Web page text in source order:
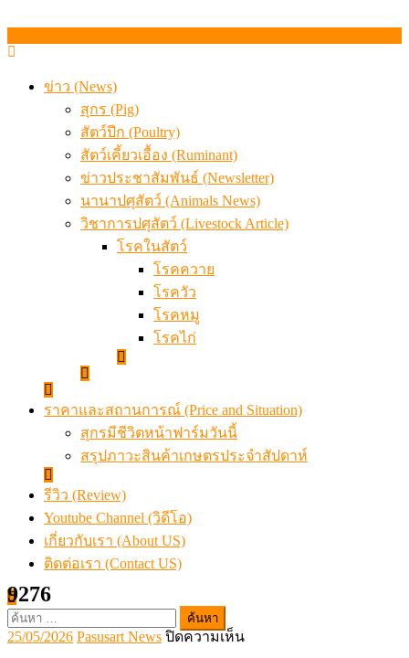
ข่าว (News)
สุกร (Pig)
สัตว์ปีก (Poultry)
สัตว์เคี้ยวเอื้อง (Ruminant)
ข่าวประชาสัมพันธ์ (Newsletter)
นานาปศุสัตว์ (Animals News)
วิชาการปศุสัตว์ (Livestock Article)
โรคในสัตว์
โรคควาย
โรควัว
โรคหมู
โรคไก่
ราคาและสถานการณ์ (Price and Situation)
สุกรมีชีวิตหน้าฟาร์มวันนี้
สรุปภาวะสินค้าเกษตรประจำสัปดาห์
รีวิว (Review)
Youtube Channel (วิดีโอ)
เกี่ยวกับเรา (About US)
ติดต่อเรา (Contact US)
ค้นหา
สำหรับ:
9276
Posted
on
25/05/2026Author
Pasusart News ปิดความเห็นบน